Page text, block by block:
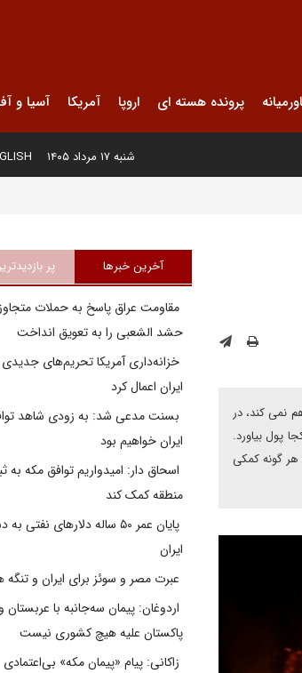
پرونده هسته ای اروپا آمریکا آسیا و
شنبه ۱۷ مرداد ۱۴۰۵
نمی کند، در
پول بیاورد.
گونه کمکی
آخرین خبرها پر
مقاومت عراق پاسخ به حملات
حشد الشعبی را به تعویق انداخت
خزانه‌داری آمریکا تحریم‌های جدیدی
ایران اعمال کرد
بسنت مدعی شد: به زودی شاهد
ایران خواهیم بود
اسحاق دار: امیدواریم توافق مکه به
منطقه کمک کند
پایان عمر ۵۰ ساله دلارهای نفتی
ایران
عبرت مصر و سوئز برای ایران و تنگه
اردوغان: پیمان سه‌جانبه با عربستان و
پاکستان علیه هیچ کشوری نیست
زاکانی: پیام «پیمان مکه» بی‌اعتمادی